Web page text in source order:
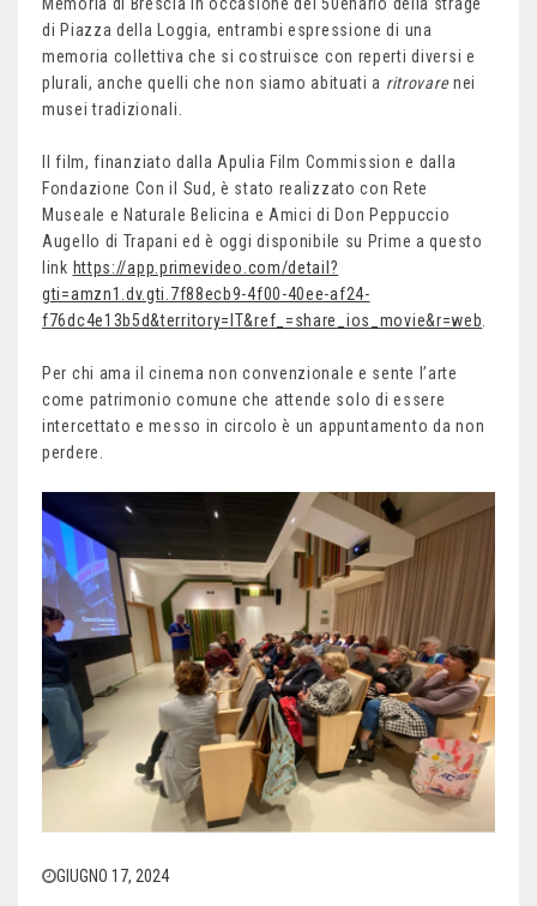
di Piazza della Loggia, entrambi espressione di una
memoria collettiva che si costruisce con reperti diversi e
plurali, anche quelli che non siamo abituati a ritrovarenei
musei tradizionali.
Il film, finanziato dalla Apulia Film Commission e dalla
Fondazione Con il Sud, è stato realizzato con Rete
Museale e Naturale Belicina e Amici di Don Peppuccio
Augello di Trapani ed è oggi disponibile su Prime a questo
link https://app.primevideo.com/detail?
gti=amzn1.dv.gti.7f88ecb9-4f00-40ee-af24-
f76dc4e13b5d&territory=IT&ref_=share_ios_movie&r=web
Per chi ama il cinema non convenzionale e sente l’arte
come patrimonio comune che attende solo di essere
intercettato e messo in circolo è un appuntamento da non
perdere.
GIUGNO 17, 2024